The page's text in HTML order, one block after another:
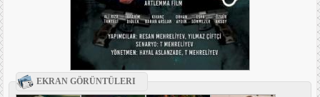
EKRAN GÖRÜNTÜLERI